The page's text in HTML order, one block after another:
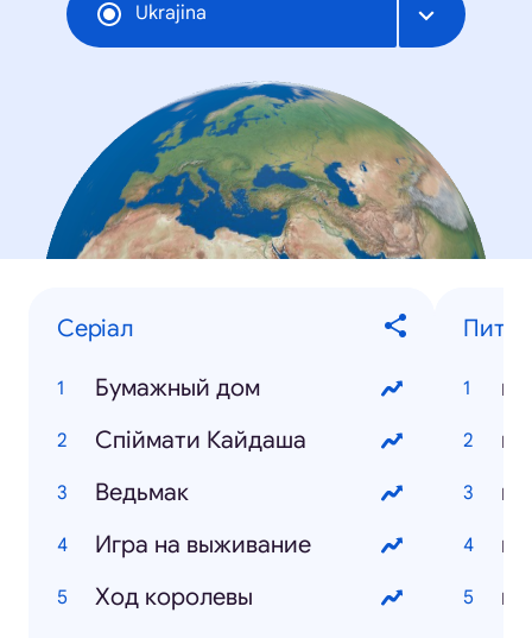
Ukrajina
Серіал
Бумажный дом
Спіймати Кайдаша
Ведьмак
Игра на выживание
Ход королевы